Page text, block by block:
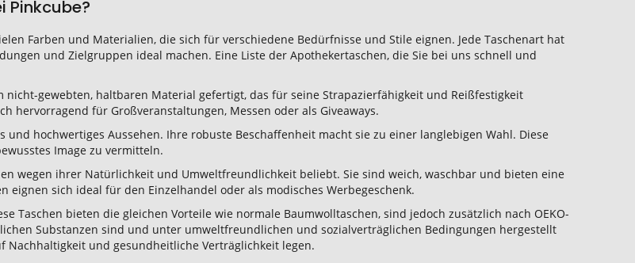
Pinkcube?
Farben und Materialien, die sich für verschiedene Bedürfnisse und Stile eignen. Jede Taschenart hat
und Zielgruppen ideal machen. Eine Liste der Apothekertaschen, die Sie bei uns schnell und
nicht-gewebten, haltbaren Material gefertigt, das für seine Strapazierfähigkeit und Reißfestigkeit
hervorragend für Großveranstaltungen, Messen oder als Giveaways.
und hochwertiges Aussehen. Ihre robuste Beschaffenheit macht sie zu einer langlebigen Wahl. Diese
Image zu vermitteln.
wegen ihrer Natürlichkeit und Umweltfreundlichkeit beliebt. Sie sind weich, waschbar und bieten eine
eignen sich ideal für den Einzelhandel oder als modisches Werbegeschenk.
Taschen bieten die gleichen Vorteile wie normale Baumwolltaschen, sind jedoch zusätzlich nach OEKO-
Substanzen sind und unter umweltfreundlichen und sozialverträglichen Bedingungen hergestellt
und gesundheitliche Verträglichkeit legen.